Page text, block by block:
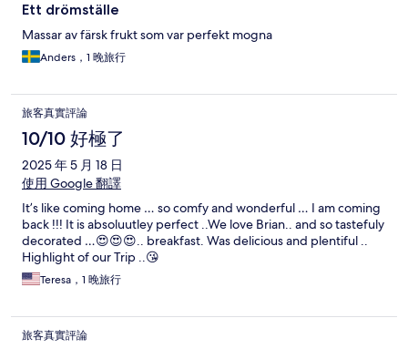
Ett drömställe
Massar av färsk frukt som var perfekt mogna
Anders，1 晚旅行
旅客真實評論
10/10 好極了
2025 年 5 月 18 日
使用 Google 翻譯
It’s like coming home … so comfy and wonderful … I am coming
back !!! It is absoluutley perfect ..We love Brian.. and so tastefuly
decorated …😍😍😍.. breakfast. Was delicious and plentiful ..
Highlight of our Trip ..😘
Teresa，1 晚旅行
旅客真實評論